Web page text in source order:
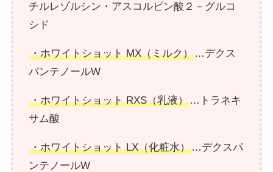
チルレゾルシン・アスコルビン酸２－グルコ
シド
・ホワイトショット MX（ミルク）…デクス
パンテノールW
・ホワイトショット RXS（乳液）…トラネキ
サム酸
・ホワイトショット LX（化粧水）…デクスパ
ンテノールW